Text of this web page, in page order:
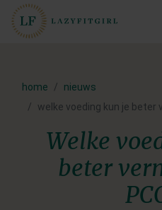
home
nieuws
welke voeding kun je beter
Welke
beter